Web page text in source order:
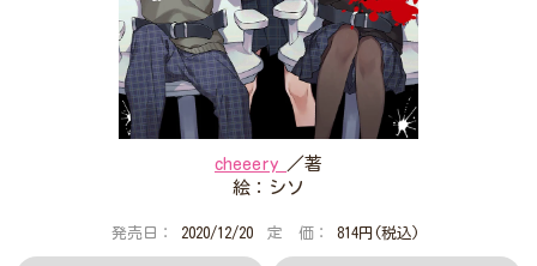
プライバシーポリシー 著作権について
企業情報
cheeery
／著
絵：シソ
発売日： 2020/12/20 定 価： 814円(税込)